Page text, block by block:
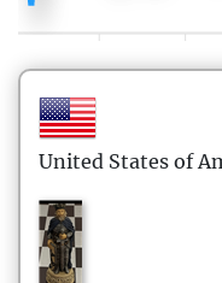
United States of